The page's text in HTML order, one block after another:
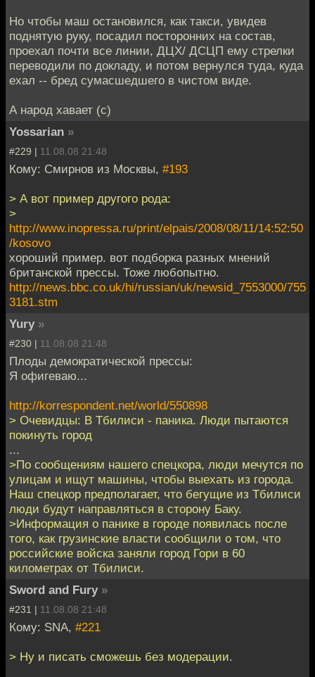
Но чтобы маш остановился, как такси, увидев
поднятую руку, посадил посторонних на состав,
проехал почти все линии, ДЦХ/ ДСЦП ему стрелки
переводили по докладу, и потом вернулся туда, куда
ехал -- бред сумасшедшего в чистом виде.
А народ хавает (с)
Yossarian »
#229 | 11.08.08 21:48
Кому: Смирнов из Москвы, #193
> А вот пример другого рода:
>
http://www.inopressa.ru/print/elpais/2008/08/11/14:52:50
/kosovo
хороший пример. вот подборка разных мнений
британской прессы. Тоже любопытно.
http://news.bbc.co.uk/hi/russian/uk/newsid_7553000/755
3181.stm
Yury »
#230 | 11.08.08 21:48
Плоды демократической прессы:
Я офигеваю...
http://korrespondent.net/world/550898
> Очевидцы: В Тбилиси - паника. Люди пытаются
покинуть город
...
>По сообщениям нашего спецкора, люди мечутся по
улицам и ищут машины, чтобы выехать из города.
Наш спецкор предполагает, что бегущие из Тбилиси
люди будут направляться в сторону Баку.
>Информация о панике в городе появилась после
того, как грузинские власти сообщили о том, что
российские войска заняли город Гори в 60
километрах от Тбилиси.
Sword and Fury »
#231 | 11.08.08 21:48
Кому: SNA, #221
> Ну и писать сможешь без модерации.